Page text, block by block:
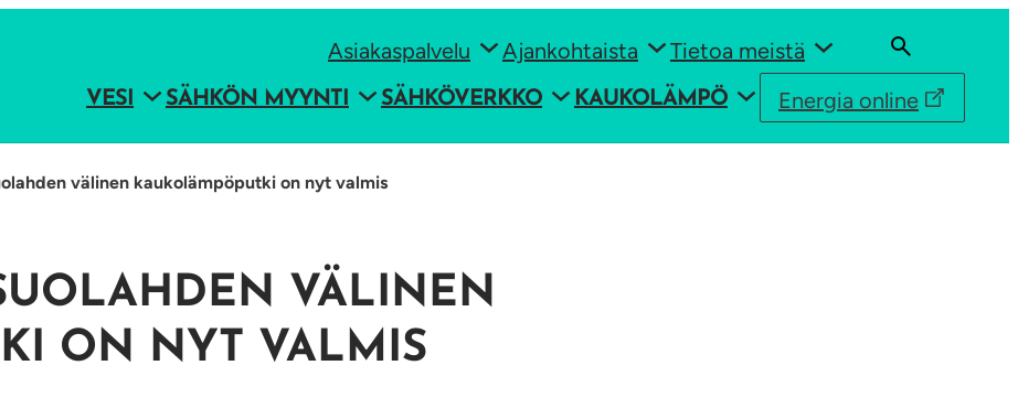
Asiakaspalvelu Ajankohtaista Tietoa meistä
VESI SÄHKÖN MYYNTI SÄHKÖVERKKO KAUKOLÄMPÖ Energia online
välinen kaukolämpöputki on nyt valmis
VÄLINEN
ON NYT VALMIS